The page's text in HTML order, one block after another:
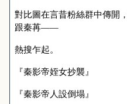
對比圖在言昔粉絲群中傳開
跟秦苒——
熱搜乍起。
『秦影帝姪女抄襲』
『秦影帝人設倒塌』